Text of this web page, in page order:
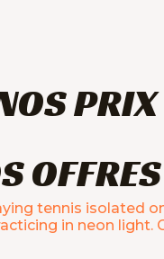
PRIX
OFFRES